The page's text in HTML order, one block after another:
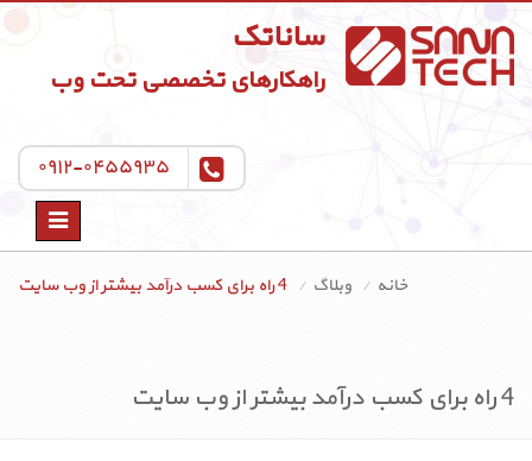
ساناتک
راهکارهای تخصصی تحت وب
۰۹۱۲-۰۴۵۵۹۳۵
Toggle
خانه
وبلاگ 4 راه برای کسب درآمد بیشتر از وب سایت
4 راه برای کسب درآمد بیشتر از وب سایت